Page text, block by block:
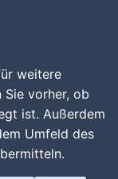
weitere
vorher, ob
ist. Außerdem
Umfeld des